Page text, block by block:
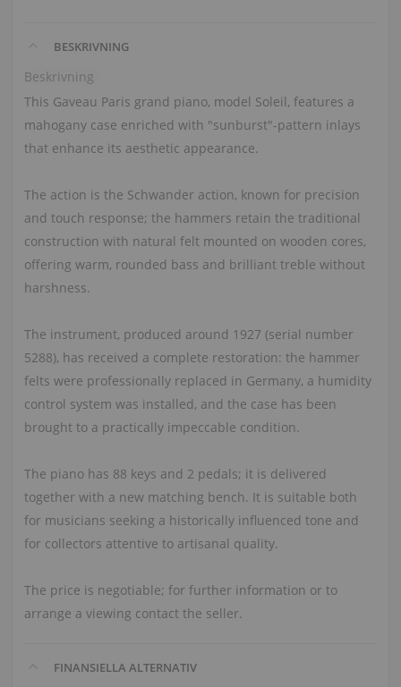
BESKRIVNING
Beskrivning
This Gaveau Paris grand piano, model Soleil, features a
mahogany case enriched with "sunburst"-pattern inlays
that enhance its aesthetic appearance.
The action is the Schwander action, known for precision
and touch response; the hammers retain the traditional
construction with natural felt mounted on wooden cores,
offering warm, rounded bass and brilliant treble without
harshness.
The instrument, produced around 1927 (serial number
5288), has received a complete restoration: the hammer
felts were professionally replaced in Germany, a humidity
control system was installed, and the case has been
brought to a practically impeccable condition.
The piano has 88 keys and 2 pedals; it is delivered
together with a new matching bench. It is suitable both
for musicians seeking a historically influenced tone and
for collectors attentive to artisanal quality.
The price is negotiable; for further information or to
arrange a viewing contact the seller.
FINANSIELLA ALTERNATIV